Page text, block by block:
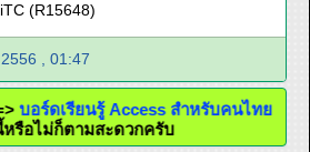
(R15648)
, 01:47
=>บอร์ดเรียนรู้ Access สำหรับคนไทย
หรือไม่ก็ตามสะดวกครับ